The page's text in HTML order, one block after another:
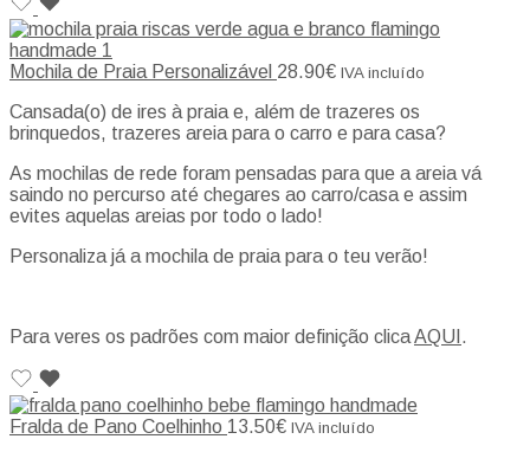
Mochila de Praia Personalizável 28.90€ IVA incluído
Cansada(o) de ires à praia e, além de trazeres os
brinquedos, trazeres areia para o carro e para casa?
As mochilas de rede foram pensadas para que a areia vá
saindo no percurso até chegares ao carro/casa e assim
evites aquelas areias por todo o lado!
Personaliza já a mochila de praia para o teu verão!
Para veres os padrões com maior definição clicaAQUI .
Fralda de Pano Coelhinho 13.50€ IVA incluído